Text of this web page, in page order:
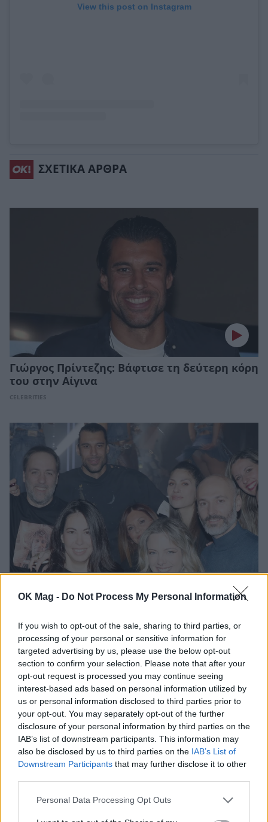
OK Mag - Do Not Process My Personal Information
If you wish to opt-out of the sale, sharing to third parties, or
processing of your personal or sensitive information for
targeted advertising by us, please use the below opt-out
section to confirm your selection. Please note that after your
opt-out request is processed you may continue seeing
interest-based ads based on personal information utilized by
us or personal information disclosed to third parties prior to
your opt-out. You may separately opt-out of the further
disclosure of your personal information by third parties on the
IAB’s list of downstream participants. This information may
also be disclosed by us to third parties on the IAB’s List of
Downstream Participants that may further disclose it to other
Personal Data Processing Opt Outs
View this post on Instagram
ΣΧΕΤΙΚΑ ΑΡΘΡΑ
Γιώργος Πρίντεζης: Βάφτισε τη δεύτερη κόρη
του στην Αίγινα
CELEBRITIES
Γιώργος Πρίντεζης: Γιόρτασε τα γενέθλια του
σε γνωστό νυχτερινό κέντρο
Βασίλης Σπανούλης για Γιώργο Πρίντεζη: